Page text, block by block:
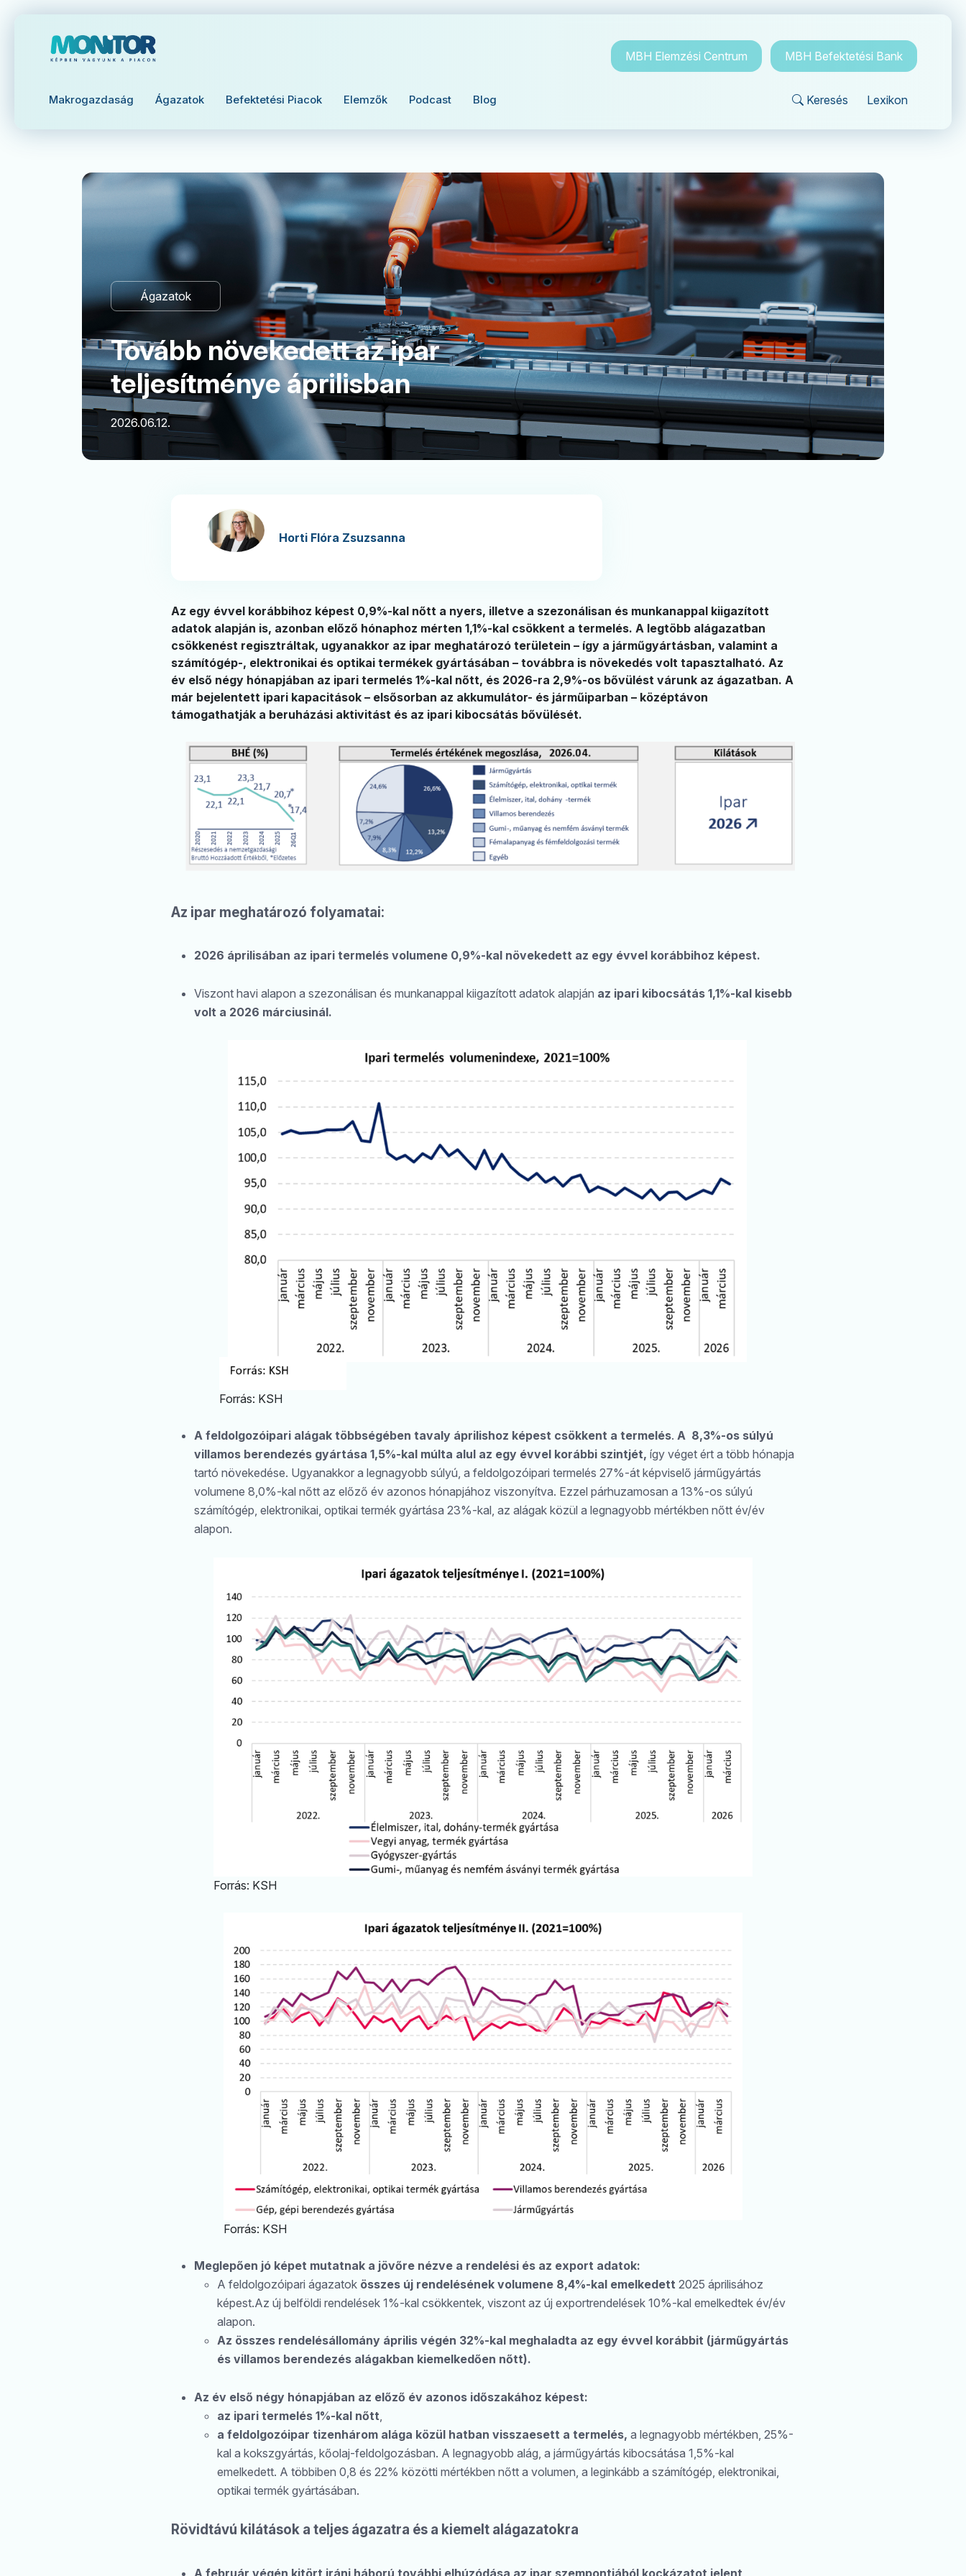
MBH Elemzési Centrum MBH Befektetési Bank
Makrogazdaság Ágazatok Befektetési Piacok Elemzők Podcast Blog Keresés Lexikon
Ágazatok
Tovább növekedett az ipar
teljesítménye áprilisban
2026.06.12.
Horti Flóra Zsuzsanna
Az egy évvel korábbihoz képest 0,9%-kal nőtt a nyers, illetve a szezonálisan és munkanappal kiigazított
adatok alapján is, azonban előző hónaphoz mérten 1,1%-kal csökkent a termelés. A legtöbb alágazatban
csökkenést regisztráltak, ugyanakkor az ipar meghatározó területein – így a járműgyártásban, valamint a
számítógép-, elektronikai és optikai termékek gyártásában – továbbra is növekedés volt tapasztalható. Az
év első négy hónapjában az ipari termelés 1%-kal nőtt, és 2026-ra 2,9%-os bővülést várunk az ágazatban. A
már bejelentett ipari kapacitások – elsősorban az akkumulátor- és járműiparban – középtávon
támogathatják a beruházási aktivitást és az ipari kibocsátás bővülését.
Az ipar meghatározó folyamatai:
2026 áprilisában az ipari termelés volumene 0,9%-kal növekedett az egy évvel korábbihoz képest.
Viszont havi alapon a szezonálisan és munkanappal kiigazított adatok alapján az ipari kibocsátás 1,1%-kal kisebb
volt a 2026 márciusinál.
Forrás: KSH
A feldolgozóipari alágak többségében tavaly áprilishoz képest csökkent a termelés. A 8,3%-os súlyú
villamos berendezés gyártása 1,5%-kal múlta alul az egy évvel korábbi szintjét, így véget ért a több hónapja
tartó növekedése. Ugyanakkor a legnagyobb súlyú, a feldolgozóipari termelés 27%-át képviselő járműgyártás
volumene 8,0%-kal nőtt az előző év azonos hónapjához viszonyítva. Ezzel párhuzamosan a 13%-os súlyú
számítógép, elektronikai, optikai termék gyártása 23%-kal, az alágak közül a legnagyobb mértékben nőtt év/év
alapon.
Forrás: KSH
Forrás: KSH
Meglepően jó képet mutatnak a jövőre nézve a rendelési és az export adatok:
A feldolgozóipari ágazatok összes új rendelésének volumene 8,4%-kal emelkedett 2025 áprilisához
képest.Az új belföldi rendelések 1%-kal csökkentek, viszont az új exportrendelések 10%-kal emelkedtek év/év
alapon.
Az összes rendelésállomány április végén 32%-kal meghaladta az egy évvel korábbit (járműgyártás
és villamos berendezés alágakban kiemelkedően nőtt).
Az év első négy hónapjában az előző év azonos időszakához képest:
az ipari termelés 1%-kal nőtt
a feldolgozóipar tizenhárom alága közül hatban visszaesett a termelés, a legnagyobb mértékben, 25%-
kal a kokszgyártás, kőolaj-feldolgozásban. A legnagyobb alág, a járműgyártás kibocsátása 1,5%-kal
emelkedett. A többiben 0,8 és 22% közötti mértékben nőtt a volumen, a leginkább a számítógép, elektronikai,
optikai termék gyártásában.
Rövidtávú kilátások a teljes ágazatra és a kiemelt alágazatokra
A február végén kitört iráni háború további elhúzódása az ipar szempontjából kockázatot jelent,